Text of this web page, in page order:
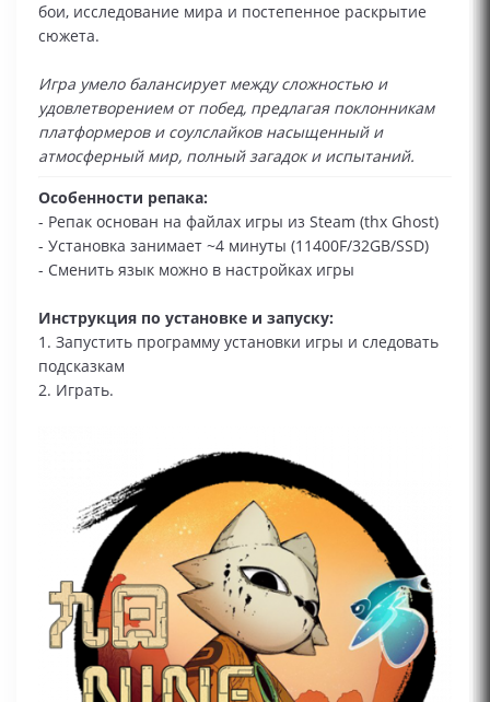
бои, исследование мира и постепенное раскрытие
сюжета.
Игра умело балансирует между сложностью и
удовлетворением от побед, предлагая поклонникам
платформеров и соулслайков насыщенный и
атмосферный мир, полный загадок и испытаний.
Особенности репака:
- Репак основан на файлах игры из Steam (thx Ghost)
- Установка занимает ~4 минуты (11400F/32GB/SSD)
- Сменить язык можно в настройках игры
Инструкция по установке и запуску:
1. Запустить программу установки игры и следовать
подсказкам
2. Играть.